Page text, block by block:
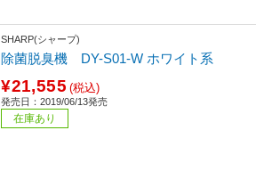
SHARP(シャープ)
除菌脱臭機 DY-S01-W ホワイト系
¥21,555 (税込)
発売日：2019/06/13発売
在庫あり